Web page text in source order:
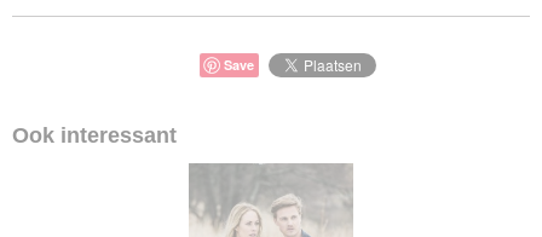
Save
Ook interessant